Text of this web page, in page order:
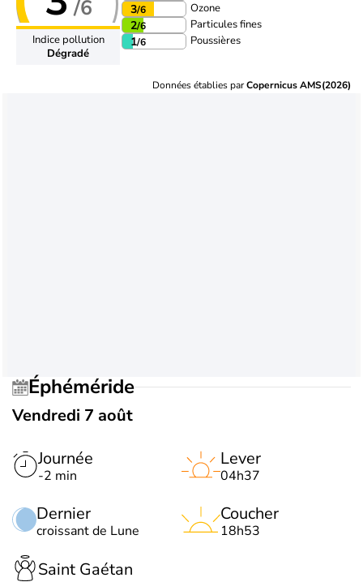
/6
Indice pollution
Dégradé
3/6 Ozone
2/6 Particules fines
1/6 Poussières
Données établies parCopernicus AMS(2026)
Éphéméride
Vendredi 7 août
Journée
-2 min
Dernier
croissant de Lune
Lever
04h37
Coucher
18h53
Saint Gaétan